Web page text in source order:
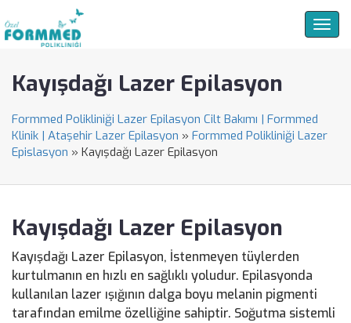
Kayışdağı Lazer Epilasyon
Formmed Polikliniği Lazer Epilasyon Cilt Bakımı | Formmed
Klinik | Ataşehir Lazer Epilasyon » Formmed Polikliniği Lazer
Epislasyon » Kayışdağı Lazer Epilasyon
Kayışdağı Lazer Epilasyon
Kayışdağı Lazer Epilasyon, İstenmeyen tüylerden
kurtulmanın en hızlı en sağlıklı yoludur. Epilasyonda
kullanılan lazer ışığının dalga boyu melanin pigmenti
tarafından emilme özelliğine sahiptir. Soğutma sistemli